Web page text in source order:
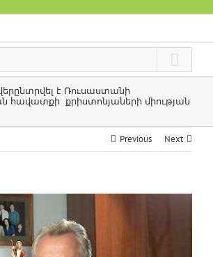
է Ռուսաստանի
քրիստոնյաների միության
Previous Next